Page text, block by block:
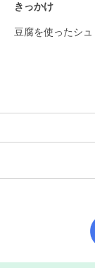
きっかけ
豆腐を使ったシュ